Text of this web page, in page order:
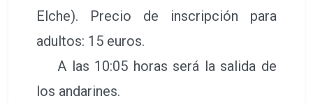
Elche). Precio de inscripción para
adultos: 15 euros.
A las 10:05 horas será la salida de
los andarines.